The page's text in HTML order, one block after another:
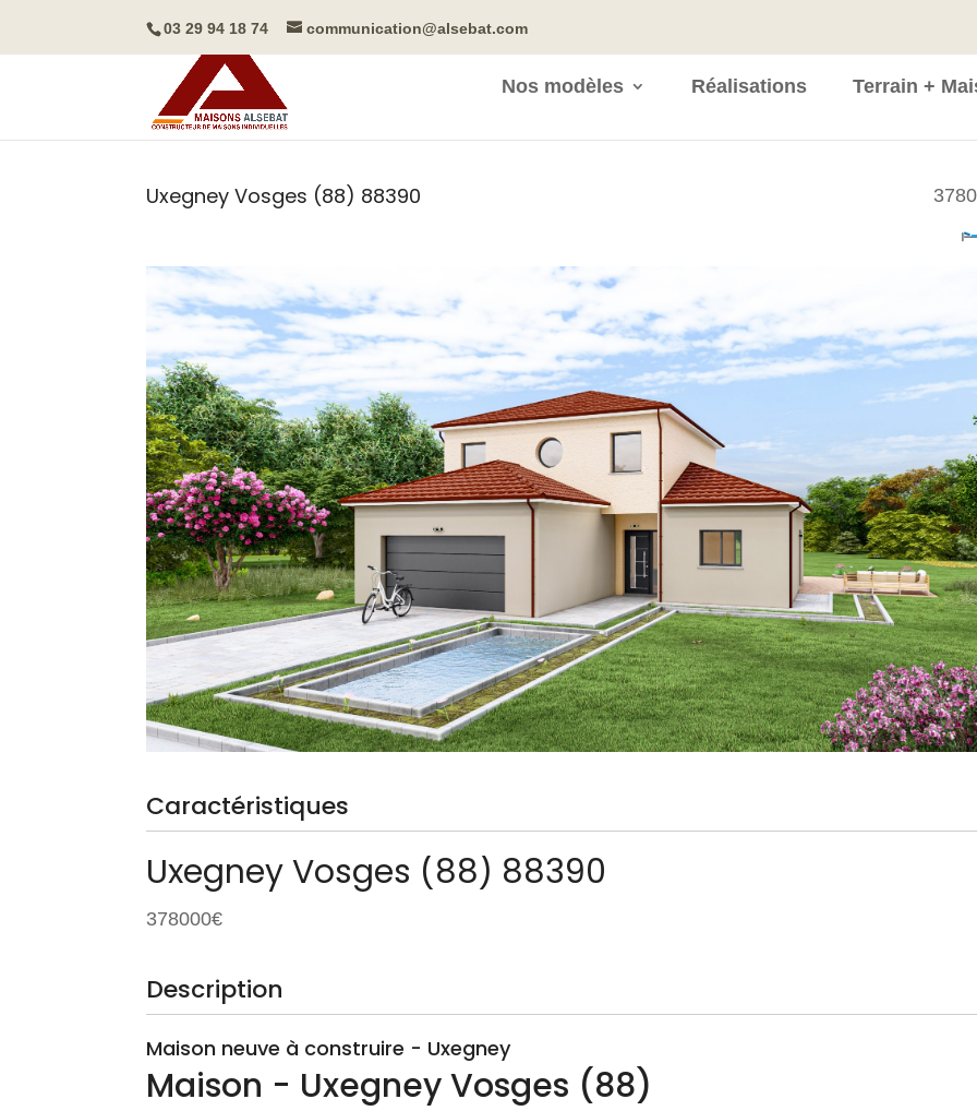
03 29 94 18 74 communication@alsebat.com
Nos modèles Réalisations Terrain +
Uxegney Vosges (88) 88390
Caractéristiques
Uxegney Vosges (88) 88390
378000€
Description
Maison neuve à construire - Uxegney
Maison - UxegneyVosges (88)